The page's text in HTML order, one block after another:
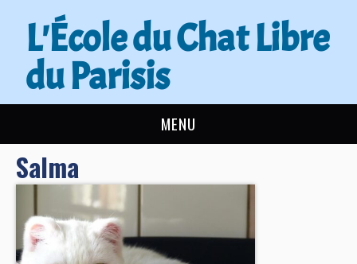
L'École du Chat Libre
du Parisis
MENU
L’ÉCOLE DU CHAT
ACTUALITÉS
ADOPTER
Salma